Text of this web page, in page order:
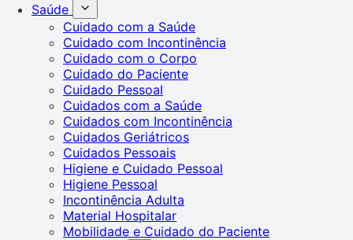
Saúde
Cuidado com a Saúde
Cuidado com Incontinência
Cuidado com o Corpo
Cuidado do Paciente
Cuidado Pessoal
Cuidados com a Saúde
Cuidados com Incontinência
Cuidados Geriátricos
Cuidados Pessoais
Higiene e Cuidado Pessoal
Higiene Pessoal
Incontinência Adulta
Material Hospitalar
Mobilidade e Cuidado do Paciente